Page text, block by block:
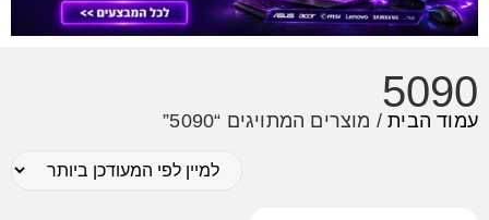
5090
עמוד הבית/ מוצרים המתויגים “5090”